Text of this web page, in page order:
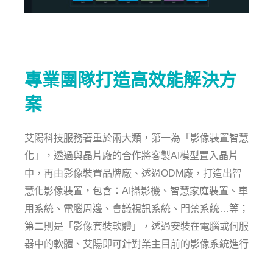
專業團隊打造高效能解決方
案
艾陽科技服務著重於兩大類，第一為「影像裝置智慧
化」，透過與晶片廠的合作將客製AI模型置入晶片
中，再由影像裝置品牌廠、透過ODM廠，打造出智
慧化影像裝置，包含：AI攝影機、智慧家庭裝置、車
用系統、電腦周邊、會議視訊系統、門禁系統…等；
第二則是「影像套裝軟體」，透過安裝在電腦或伺服
器中的軟體、艾陽即可針對業主目前的影像系統進行